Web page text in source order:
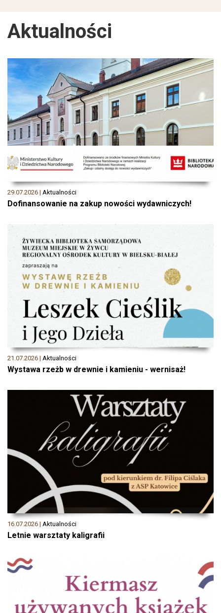
Aktualności
29.07.2026 | Aktualności
Dofinansowanie na zakup nowości wydawniczych!
21.07.2026 | Aktualności
Wystawa rzeżb w drewnie i kamieniu - wernisaż!
16.07.2026 | Aktualności
Letnie warsztaty kaligrafii